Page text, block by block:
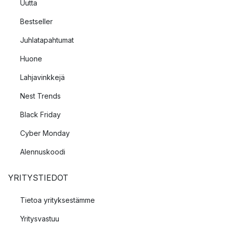
Uutta
Bestseller
Juhlatapahtumat
Huone
Lahjavinkkejä
Nest Trends
Black Friday
Cyber Monday
Alennuskoodi
YRITYSTIEDOT
Tietoa yrityksestämme
Yritysvastuu